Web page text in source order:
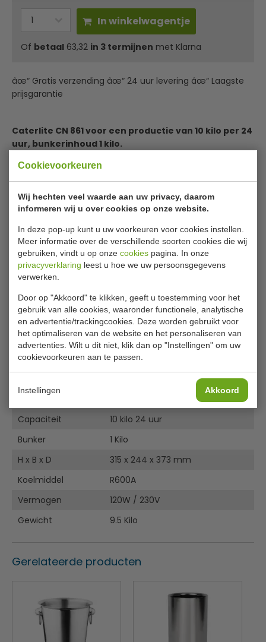
Cookievoorkeuren
Wij hechten veel waarde aan uw privacy, daarom
informeren wij u over cookies op onze website.
In deze pop-up kunt u uw voorkeuren voor cookies instellen.
Meer informatie over de verschillende soorten cookies die wij
gebruiken, vindt u op onze cookies pagina. In onze
privacyverklaring leest u hoe we uw persoonsgegevens
verwerken.
Door op "Akkoord" te klikken, geeft u toestemming voor het
gebruik van alle cookies, waaronder functionele, analytische
en advertentie/trackingcookies. Deze worden gebruikt voor
het optimaliseren van de website en het personaliseren van
advertenties. Wilt u dit niet, klik dan op "Instellingen" om uw
cookievoorkeuren aan te passen.
Instellingen Akkoord
In winkelwagentje
Of betaal 63,32 in 3 termijnen met Klarna
âœ“ Gratis verzending âœ“ 24 uur levering âœ“ Laagste
prijsgarantie
Caterlite CN 861 voor een productie van 10 kilo per 24
uur, bunkerinhoud 1 kilo.
Deze ijsblokjesmachine dient handmatig gevuld te
worden en is ideaal voor personeelsruimtes,
wachtruimtes, kleine restaurants en zelfs in huis. Hij is zeer
eenvoudig in gebruik; vul eenvoudigweg het reservoir met
kogelvormige ijsklontjes.
Komt met handige schep om het ijs uit te kunnen
scheppen of u leegt de mand in één keer.
Uitneembare, afwasbare ijsmand
Hygiënisch, antibacterieel kunststof
Transparant venster
Compact design
Kogelvormige ijsklontjes
Het apparaat is niet geschikt voor continu professioneel
gebruik.
Lees meer
Bijlages
Handleiding
Diagram
Gebruiksaanwijzing
Specificaties
Capaciteit
10 kilo 24 uur
Bunker
1 Kilo
H x B x D
315 x 244 x 373 mm
Koelmiddel
R600A
Vermogen
120W / 230V
Gewicht
9.5 Kilo
Gerelateerde producten